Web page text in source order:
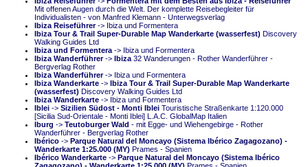
Mit offenen Augen durch die Welt. Der komplette Reisebegleiter für
Individualisten - von Manfred Klemann - Unterwegsverlag
Ibiza Reiseführer-> Ibiza und Formentera
Ibiza Tour & Trail Super-Durable Map Wanderkarte (wasserfest) Discovery
Walking Guides Ltd
Ibiza und Formentera -> Ibiza und Formentera
Ibiza Wanderführer-> Ibiza 32 Wanderungen - Rother Wanderführer -
Bergverlag Rother
Ibiza Wanderführer-> Ibiza und Formentera
Ibiza Wanderkarte -> Ibiza Tour & Trail Super-Durable Map Wanderkarte
(wasserfest) Discovery Walking Guides Ltd
Ibiza Wanderkarte -> Ibiza und Formentera
Iblei -> Sizilien Südost - Monti Iblei Touristische Straßenkarte 1:120.000
[Sicilia Sud-Orientale - Monti Iblei] L.A.C. GlobalMap Italien
Iburg -> Teutoburger Wald - mit Egge- und Wiehengebirge - Rother
Wanderführer - Bergverlag Rother
Ibérico -> Parque Natural del Moncayo (Sistema Ibérico Zagagozano) -
Wanderkarte 1:25.000 (MY) Prames - Spanien
Ibérico Wanderkarte -> Parque Natural del Moncayo (Sistema Ibérico